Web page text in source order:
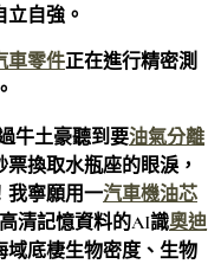
自強。
車零件正在進行精密測
牛土豪聽到要油氣分離
票換取水瓶座的眼淚，
我寧願用一汽車機油芯
清記憶資料的AI識奧迪
域底棲生物密度、生物